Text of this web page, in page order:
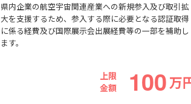
県内企業の航空宇宙関連産業への新規参入及び取引拡
大を支援するため、参入する際に必要となる認証取得
に係る経費及び国際展示会出展経費等の一部を補助し
ます。
上限
金額
100万